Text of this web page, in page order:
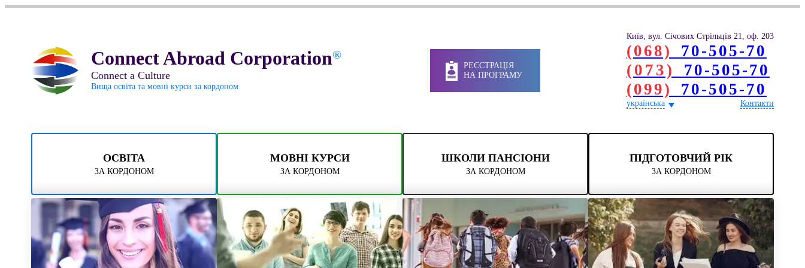
Connect Abroad Corporation®
Connect a Culture
Вища освіта та мовні курси за кордоном
РЕЄСТРАЦІЯ
НА ПРОГРАМУ
Київ, вул. Січових Стрільців 21, оф. 203
(068)
70-505-70
(073)
70-505-70
(099)
70-505-70
українська Контакти
ОСВІТА
ЗА КОРДОНОМ
МОВНІ КУРСИ
ЗА КОРДОНОМ
ШКОЛИ ПАНСІОНИ
ЗА КОРДОНОМ
ПІДГОТОВЧИЙ РІК
ЗА КОРДОНОМ